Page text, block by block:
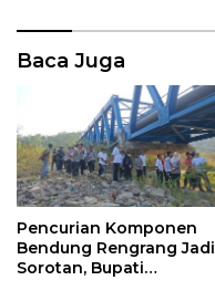
Baca Juga
Pencurian Komponen
Bendung Rengrang Jadi
Sorotan, Bupati